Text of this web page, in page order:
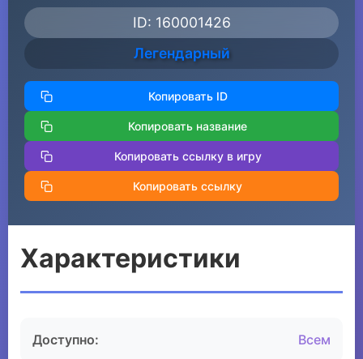
ID: 160001426
Легендарный
Копировать ID
Копировать название
Копировать ссылку в игру
Копировать ссылку
Характеристики
Доступно: Всем